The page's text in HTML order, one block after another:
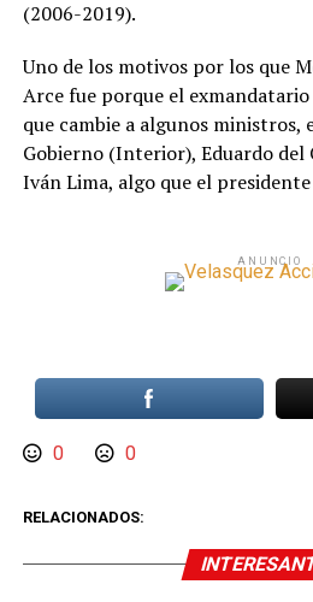
(2006-2019).
Uno de los motivos por los que
Arce fue porque el
que cambie a algunos ministros,
Gobierno (Interior), Eduardo del
Iván Lima, algo que el
ANUNCIO
0 0
RELACIONADOS: